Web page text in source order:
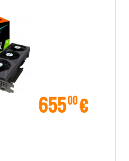
65500€